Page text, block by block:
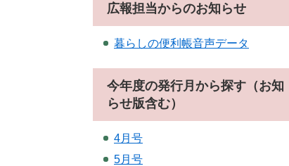
広報担当からのお知らせ
暮らしの便利帳音声データ
今年度の発行月から探す（お知
らせ版含む）
4月号
5月号